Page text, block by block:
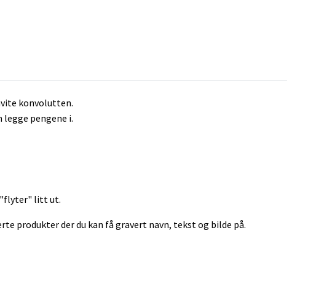
konvolutten.
pengene i.
"flyter" litt ut.
produkter der du kan få gravert navn, tekst og bilde på.